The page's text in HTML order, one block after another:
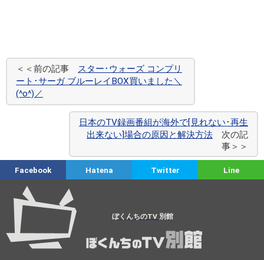
＜＜前の記事 スター･ウォーズ コンプリ
ート･サーガ ブルーレイBOX買いました＼
(^o^)／
日本のTV録画番組が海外で[見れない･再生
出来ない]場合の原因と解決方法 次の記
事＞＞
Facebook Hatena Twitter Line
ぼくんちのTV 別館